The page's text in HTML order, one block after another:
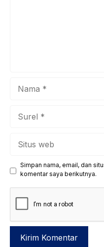
web
Simpan nama, email, dan
komentar saya berikutnya.